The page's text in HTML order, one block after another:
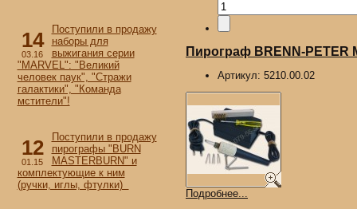
14
03.16
Поступили в продажу
наборы для
выжигания серии
"MARVEL": "Великий
человек паук", "Стражи
галактики", "Команда
мстители"!
12
01.15
Поступили в продажу
пирографы "BURN
MASTERBURN" и
комплектующие к ним
(ручки, иглы, фтулки)
Пирограф BRENN-PETER
Артикул: 5210.00.02
Подробнее...